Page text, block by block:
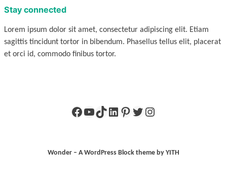
Stay connected
Lorem ipsum dolor sit amet, consectetur adipiscing elit. Etiam
sagittis tincidunt tortor in bibendum. Phasellus tellus elit, placerat
et orci id, commodo finibus tortor.
Facebook
YouTube
TikTok
LinkedIn
Pinterest
X Instagram
Wonder – A WordPress Block theme by YITH